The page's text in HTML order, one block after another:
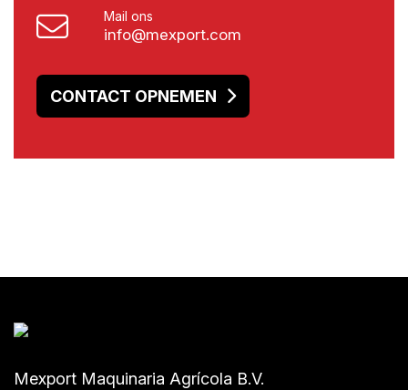
Mail ons
info@mexport.com
CONTACT OPNEMEN
Mexport Maquinaria Agrícola B.V.